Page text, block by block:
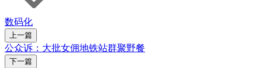
数码化
上一篇
公众诉：大批女佣地铁站群聚野餐
下一篇